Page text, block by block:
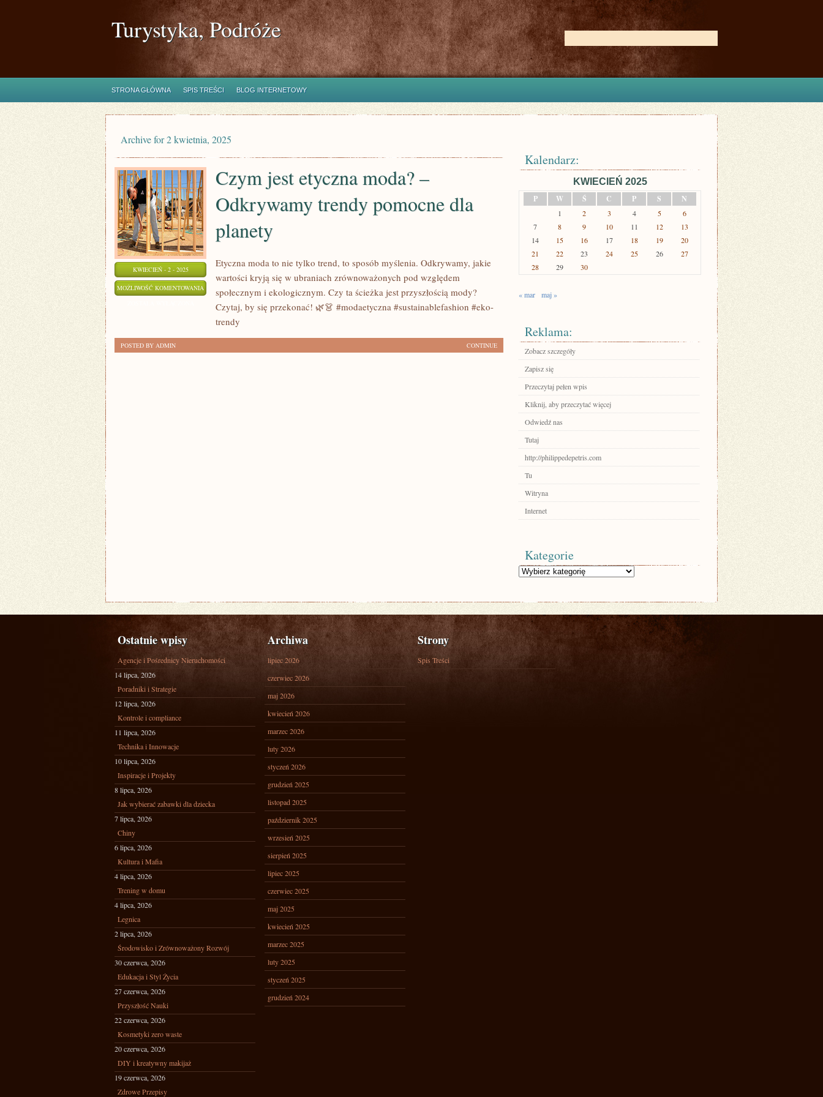
Turystyka, Podróże
STRONA GŁÓWNA SPIS TREŚCI BLOG INTERNETOWY
Archive for 2 kwietnia, 2025
KWIECIEŃ - 2 - 2025
MOŻLIWOŚĆ KOMENTOWANIA
ETYCZNA
Czym jest etyczna moda? –
Odkrywamy trendy pomocne dla
planety
Etyczna moda to nie tylko trend, to sposób myślenia. Odkrywamy, jakie
wartości kryją się w ubraniach zrównoważonych pod względem
społecznym i ekologicznym. Czy ta ścieżka jest przyszłością mody?
Czytaj, by się przekonać! 🌿👗 #modaetyczna #sustainablefashion #eko-
trendy
CONTINUE
POSTED BY ADMIN
Kalendarz:
KWIECIEŃ 2025
P
W Ś C P S N
1 2 3 4 5
6
7
8 9 10 11 12
13
14
15 16 17 18 19
20
21
22 23 24 25 26
27
28
29 30
« mar maj »
Reklama:
Zobacz szczegóły
Zapisz się
Przeczytaj pełen wpis
Kliknij, aby przeczytać więcej
Odwiedź nas
Tutaj
http://philippedepetris.com
Tu
Witryna
Internet
Kategorie
Kategorie
Ostatnie wpisy
Agencje i Pośrednicy Nieruchomości
14 lipca, 2026
Poradniki i Strategie
12 lipca, 2026
Kontrole i compliance
11 lipca, 2026
Technika i Innowacje
10 lipca, 2026
Inspiracje i Projekty
8 lipca, 2026
Jak wybierać zabawki dla dziecka
7 lipca, 2026
Chiny
6 lipca, 2026
Kultura i Mafia
4 lipca, 2026
Trening w domu
4 lipca, 2026
Legnica
2 lipca, 2026
Środowisko i Zrównoważony Rozwój
30 czerwca, 2026
Edukacja i Styl Życia
27 czerwca, 2026
Przyszłość Nauki
22 czerwca, 2026
Kosmetyki zero waste
20 czerwca, 2026
DIY i kreatywny makijaż
19 czerwca, 2026
Zdrowe Przepisy
Archiwa
lipiec 2026
czerwiec 2026
maj 2026
kwiecień 2026
marzec 2026
luty 2026
styczeń 2026
grudzień 2025
listopad 2025
październik 2025
wrzesień 2025
sierpień 2025
lipiec 2025
czerwiec 2025
maj 2025
kwiecień 2025
marzec 2025
luty 2025
styczeń 2025
grudzień 2024
Strony
Spis Treści